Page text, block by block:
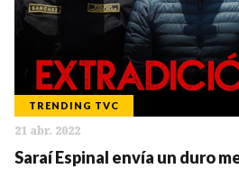
TRENDING TVC
21 abr. 2022
Saraí Espinal envía un duro